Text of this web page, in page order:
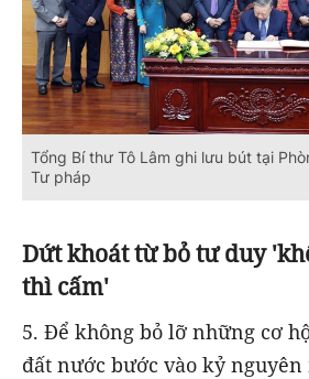
Tổng Bí thư Tô Lâm ghi lưu bút tại
Tư pháp
Dứt khoát từ bỏ tư duy
thì cấm'
5. Để không bỏ lỡ những cơ
đất nước bước vào kỷ